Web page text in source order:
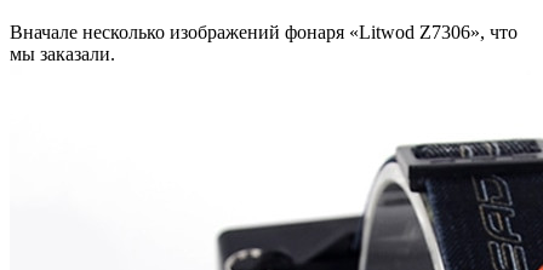
Вначале несколько изображений фонаря «Litwod Z7306», что
мы заказали.